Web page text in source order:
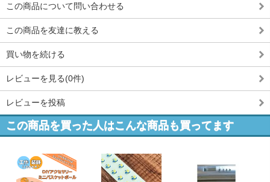
この商品について問い合わせる
この商品を友達に教える
買い物を続ける
レビューを見る(0件)
レビューを投稿
この商品を買った人はこんな商品も買ってます